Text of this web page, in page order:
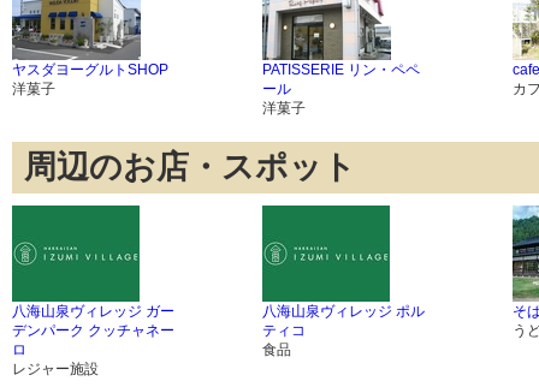
ヤスダヨーグルトSHOP
洋菓子
PATISSERIE リン・ペペ
ール
洋菓子
カ
周辺のお店・スポット
八海山泉ヴィレッジ ガー
デンパーク クッチャネー
ロ
レジャー施設
八海山泉ヴィレッジ ポル
ティコ
食品
そ
う